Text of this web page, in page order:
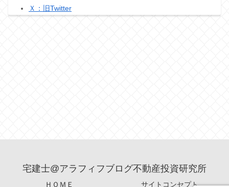
Ｘ：旧Twitter
宅建士@アラフィフブログ不動産投資研究所
ＨＯＭＥ サイトコンセプト